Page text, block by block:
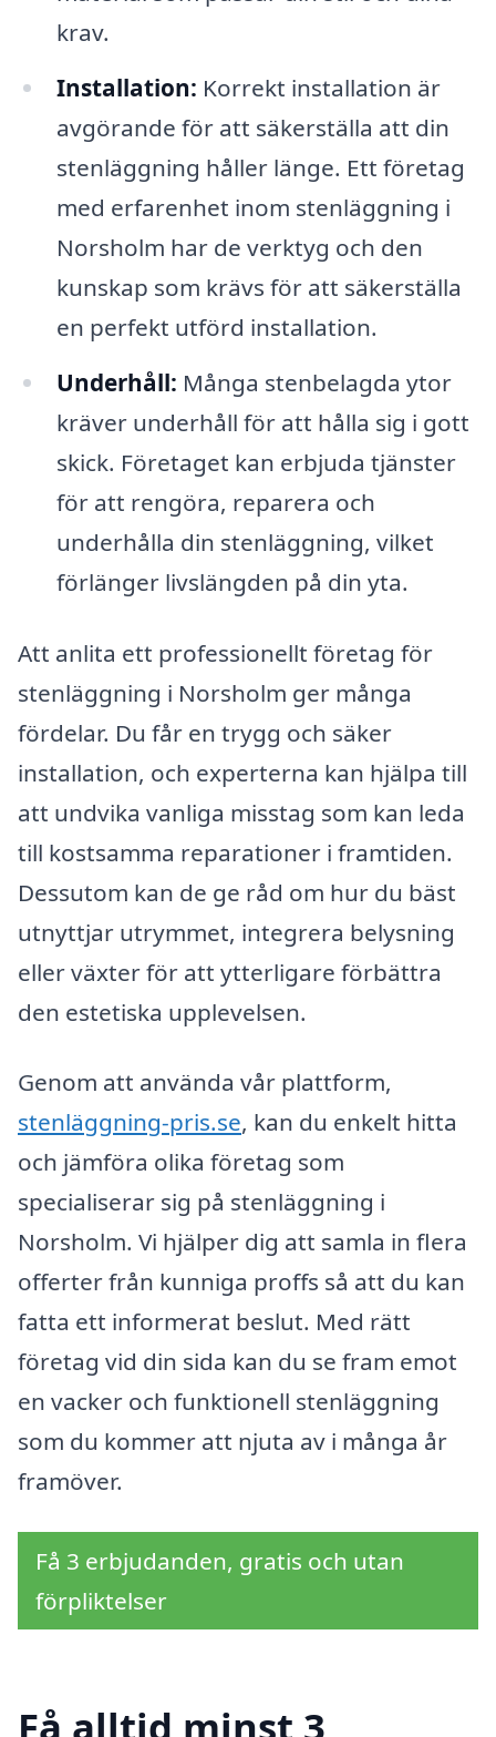
krav.
Installation: Korrekt installation är
avgörande för att säkerställa att din
stenläggning håller länge. Ett företag
med erfarenhet inom stenläggning i
Norsholm har de verktyg och den
kunskap som krävs för att säkerställa
en perfekt utförd installation.
Underhåll: Många stenbelagda ytor
kräver underhåll för att hålla sig i gott
skick. Företaget kan erbjuda tjänster
för att rengöra, reparera och
underhålla din stenläggning, vilket
förlänger livslängden på din yta.
Att anlita ett professionellt företag för
stenläggning i Norsholm ger många
fördelar. Du får en trygg och säker
installation, och experterna kan hjälpa till
att undvika vanliga misstag som kan leda
till kostsamma reparationer i framtiden.
Dessutom kan de ge råd om hur du bäst
utnyttjar utrymmet, integrera belysning
eller växter för att ytterligare förbättra
den estetiska upplevelsen.
Genom att använda vår plattform,
stenläggning-pris.se, kan du enkelt hitta
och jämföra olika företag som
specialiserar sig på stenläggning i
Norsholm. Vi hjälper dig att samla in flera
offerter från kunniga proffs så att du kan
fatta ett informerat beslut. Med rätt
företag vid din sida kan du se fram emot
en vacker och funktionell stenläggning
som du kommer att njuta av i många år
framöver.
Få 3 erbjudanden, gratis och utan
förpliktelser
Få alltid minst 3